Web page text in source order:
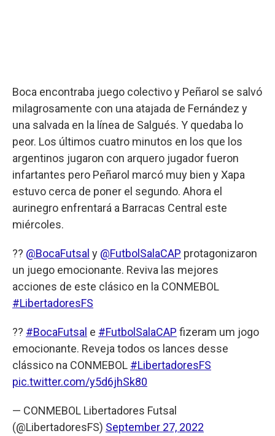
Boca encontraba juego colectivo y Peñarol se salvó
milagrosamente con una atajada de Fernández y
una salvada en la línea de Salgués. Y quedaba lo
peor. Los últimos cuatro minutos en los que los
argentinos jugaron con arquero jugador fueron
infartantes pero Peñarol marcó muy bien y Xapa
estuvo cerca de poner el segundo. Ahora el
aurinegro enfrentará a Barracas Central este
miércoles.
?? @BocaFutsal y @FutbolSalaCAP protagonizaron
un juego emocionante. Reviva las mejores
acciones de este clásico en la CONMEBOL
#LibertadoresFS
?? #BocaFutsal e #FutbolSalaCAP fizeram um jogo
emocionante. Reveja todos os lances desse
clássico na CONMEBOL #LibertadoresFS
pic.twitter.com/y5d6jhSk80
— CONMEBOL Libertadores Futsal
(@LibertadoresFS) September 27, 2022